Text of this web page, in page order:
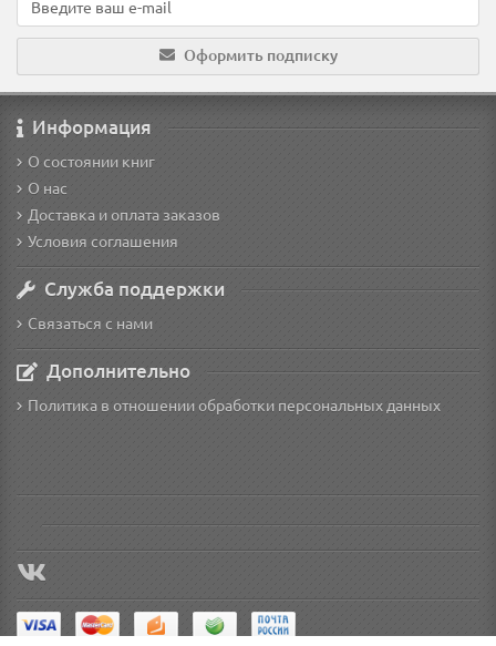
Оформить подписку
Информация
О состоянии книг
О нас
Доставка и оплата заказов
Условия соглашения
Служба поддержки
Связаться с нами
Дополнительно
Политика в отношении обработки персональных данных